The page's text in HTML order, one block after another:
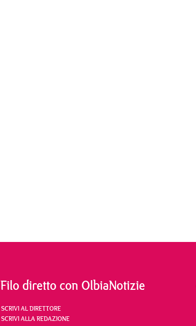
Filo diretto con OlbiaNotizie
SCRIVI AL DIRETTORE
SCRIVI ALLA REDAZIONE